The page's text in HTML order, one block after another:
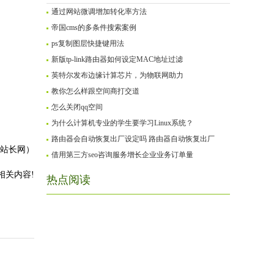
长网）
关内容!
通过网站微调增加转化率方法
帝国cms的多条件搜索案例
ps复制图层快捷键用法
新版tp-link路由器如何设定MAC地址过滤
英特尔发布边缘计算芯片，为物联网助力
教你怎么样跟空间商打交道
怎么关闭qq空间
为什么计算机专业的学生要学习Linux系统？
路由器会自动恢复出厂设定吗 路由器自动恢复出厂
借用第三方seo咨询服务增长企业业务订单量
热点阅读